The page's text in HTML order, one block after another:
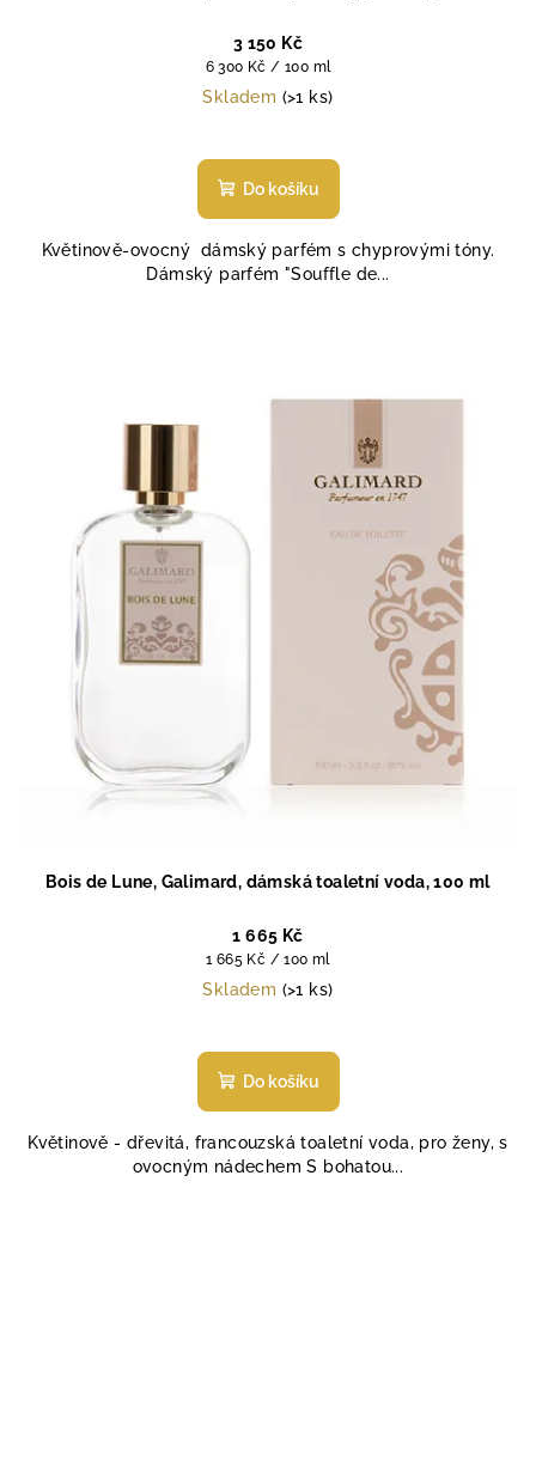
3 150 Kč
Měrná
cena:
6 300 Kč / 100 ml
Skladem (>1 ks)
hodnocení
produktu
z
5
Do košíku
Květinově-ovocný dámský parfém s chyprovými tóny.
Dámský parfém "Souffle de...
Bois de Lune, Galimard, dámská toaletní voda, 100 ml
1 665 Kč
Měrná
cena:
1 665 Kč / 100 ml
Skladem (>1 ks)
Do košíku
Květinově - dřevitá, francouzská toaletní voda, pro ženy, s
ovocným nádechem S bohatou...